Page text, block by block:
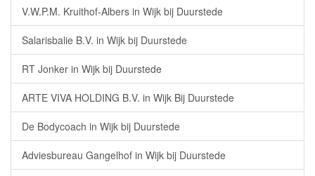
V.W.P.M. Kruithof-Albers in Wijk bij Duurstede
Salarisbalie B.V. in Wijk bij Duurstede
RT Jonker in Wijk bij Duurstede
ARTE VIVA HOLDING B.V. in Wijk Bij Duurstede
De Bodycoach in Wijk bij Duurstede
Adviesbureau Gangelhof in Wijk bij Duurstede